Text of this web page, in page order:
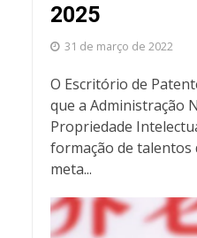
2025
31 de março de 2022
O Escritório de
que a Administração
Propriedade
formação de talentos
meta...